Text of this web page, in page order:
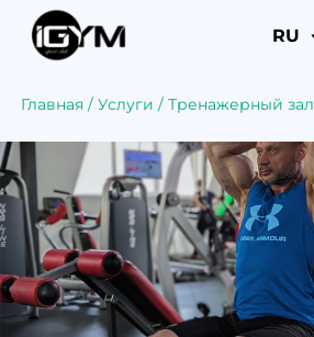
RU
Главная /Услуги /Тренажерный зал